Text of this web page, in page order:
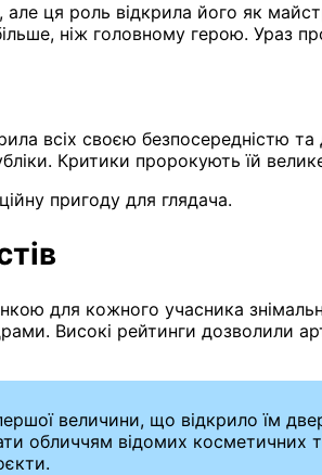
але ця роль відкрила його як
ніж головному герою. Ураз
всіх своєю безпосередністю
Критики пророкують їй
пригоду для глядача.
для кожного учасника
Високі рейтинги дозволили
величини, що відкрило їм
обличчям відомих